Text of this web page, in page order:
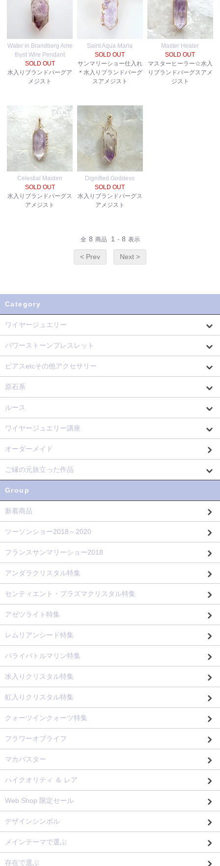
Water in Brandberg Ame
thyst Wire Pendant
SOLD OUT
水入りブランドバーグア
メジスト
Saint Aqua Maria
SOLD OUT
サンマリーショー仕入れ
＊水入りブランドバーグ
スアメジスト
Master Healer
SOLD OUT
マスターヒーラー☆水入
りブランドバーグスアメ
ジスト
Celestial Maiden
SOLD OUT
水入りブランドバーグス
アメジスト
Dignified Goddess
SOLD OUT
水入りブランドバーグス
アメジスト
全 8 商品 1 - 8 表示
< Prev Next >
Category
ワイヤージュエリー
パワーストーンブレスレット
ピアスetcその他アクセサリー
原石系
ルース
ワイヤージュエリー講座
オーダーメイド
ご縁の元旅立った作品
Group
新着商品
ツーソンショー2018～2020
フランスサンマリーショー2018
アンダラクリスタル特集
センティエント・プラズマクリスタル特集
アゼツライト特集
レムリアンシード特集
パライバトルマリン特集
水入りクリスタル特集
虹入りクリスタル特集
クォーツインクォーツ特集
フラワーオブライフ
マカバスター
ハイクオリティ ＆ レア
Web Shop 限定セール
デザインシンボル
メインテーマで選ぶ
存在で選ぶ